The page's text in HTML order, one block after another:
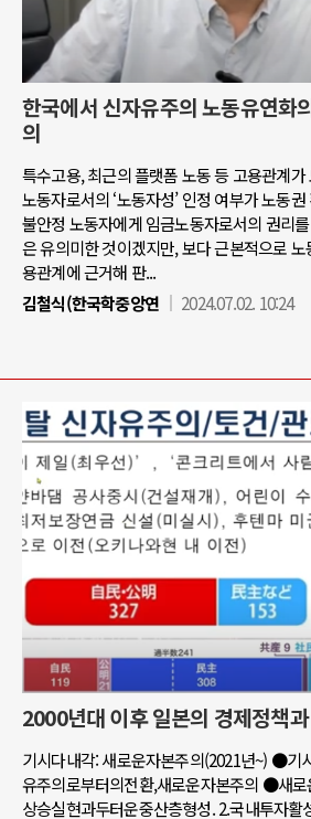
한국에서 신자유주의 노동유연화
의
특수고용, 최근의 플랫폼 노동 등 고용관계
노동자로서의 ‘노동자성’ 인정 여부가 노동
불안정 노동자에게 임금노동자로서의 권리
은 유의미한 것이겠지만, 보다 근본적으로
용관계에 근거해 판...
김철식(한국학중앙연
2024.07.02. 10:24
2000년대 이후 일본의 경제정책
기시다내각: 새로운자본주의(2021년~) ●기
유주의로부터의전환,새로운자본주의 ●새
상승실현과두터운중산층형성. 2.국내투자활